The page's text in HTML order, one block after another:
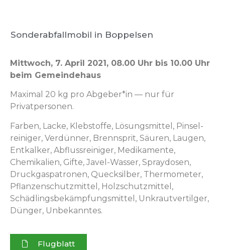
Sonderabfallmobil in Boppelsen
Mittwoch, 7. April 2021, 08.00 Uhr bis 10.00 Uhr
beim Gemeindehaus
Max­i­mal 20 kg pro Abgeber*in — nur für
Privatpersonen.
Far­ben, Lacke, Kleb­stoffe, Lösungsmit­tel, Pin­sel­
reiniger, Verdün­ner, Brennsprit, Säuren, Lau­gen,
Entkalk­er, Abflussreiniger, Medika­mente,
Chemikalien, Gifte, Jav­el-Wass­er, Spray­dosen,
Druck­gas­pa­tro­nen, Queck­sil­ber, Ther­mome­ter,
Pflanzen­schutzmit­tel, Holzschutzmit­tel,
Schädlings­bekämp­fungsmit­tel, Unkrautver­til­ger,
Dünger, Unbekanntes.
Flug­blatt